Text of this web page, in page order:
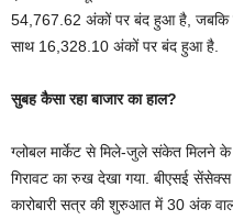
54,767.62 अंकों पर बंद हुआ है, जबकि
साथ 16,328.10 अंकों पर बंद हुआ है.
सुबह कैसा रहा बाजार का हाल?
ग्लोबल मार्केट से मिले-जुले संकेत म‍िलने के
ग‍िरावट का रुख देखा गया. बीएसई सेंसेक्‍स
कारोबारी सत्र की शुरुआत में 30 अंक